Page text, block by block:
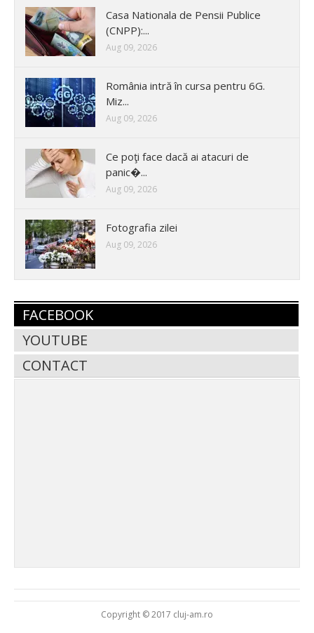
Casa Nationala de Pensii Publice
(CNPP):...
Aug 09, 2026
România intră în cursa pentru 6G.
Miz...
Aug 09, 2026
Ce poţi face dacă ai atacuri de
panic�...
Aug 09, 2026
Fotografia zilei
Aug 09, 2026
FACEBOOK
YOUTUBE
CONTACT
Copyright © 2017 cluj-am.ro